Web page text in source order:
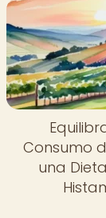
Consumo
una